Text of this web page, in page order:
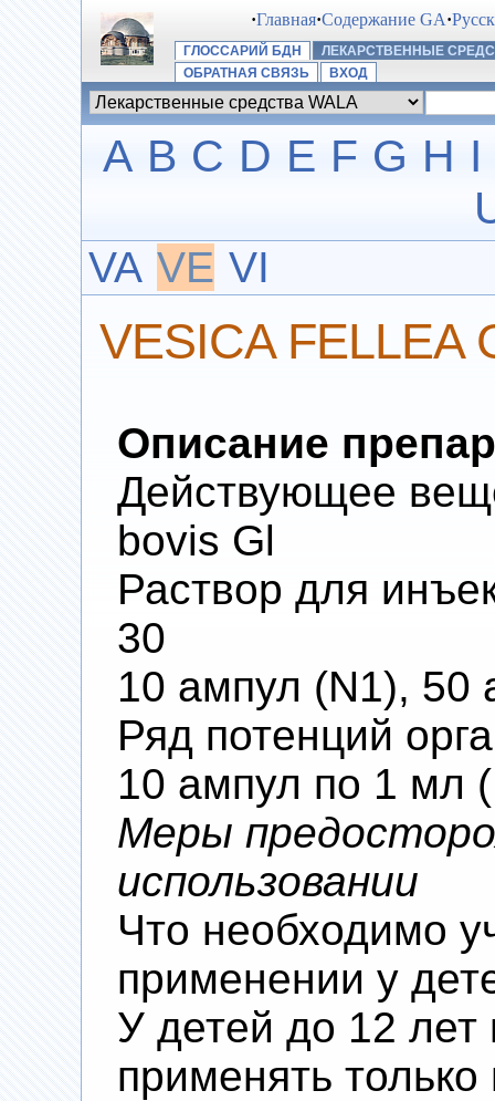
·Главная·Содержание GA·
ГЛОССАРИЙ БДН
ЛЕКАРСТВЕННЫЕ
ОБРАТНАЯ СВЯЗЬ
ВХОД
A B C D E F G H I
VA VE VI
VESICA FELLEA
Описание
Действующее
bovis Gl
Раствор для
30
10 ампул (N1), 50
Ряд потенций
10 ампул по 1 мл
Меры
использовании
Что необходимо
применении у
У детей до 12 лет
применять